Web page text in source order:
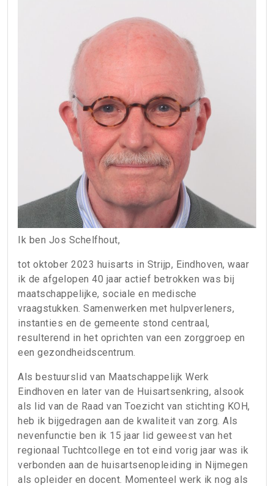
Ik ben Jos Schelfhout,
tot oktober 2023 huisarts in Strijp, Eindhoven, waar
ik de afgelopen 40 jaar actief betrokken was bij
maatschappelijke, sociale en medische
vraagstukken. Samenwerken met hulpverleners,
instanties en de gemeente stond centraal,
resulterend in het oprichten van een zorggroep en
een gezondheidscentrum.
Als bestuurslid van Maatschappelijk Werk
Eindhoven en later van de Huisartsenkring, alsook
als lid van de Raad van Toezicht van stichting KOH,
heb ik bijgedragen aan de kwaliteit van zorg. Als
nevenfunctie ben ik 15 jaar lid geweest van het
regionaal Tuchtcollege en tot eind vorig jaar was ik
verbonden aan de huisartsenopleiding in Nijmegen
als opleider en docent. Momenteel werk ik nog als